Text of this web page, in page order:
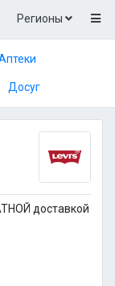
Регионы
Досуг
доставкой